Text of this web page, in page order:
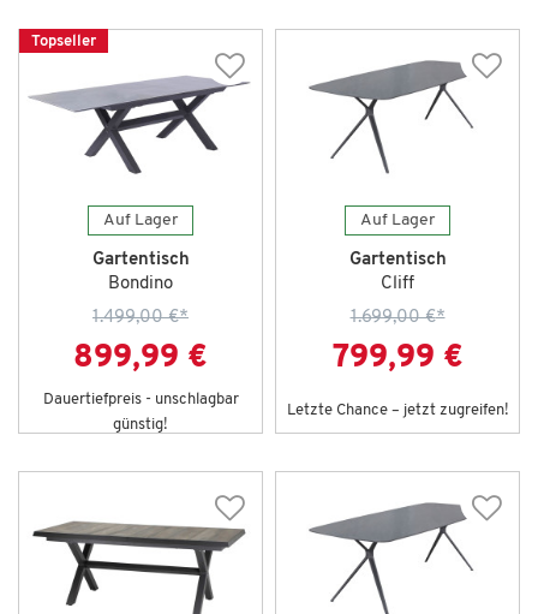
Topseller
Auf Lager
Gartentisch
Bondino
1.499,00 €*
899,99 €
Dauertiefpreis - unschlagbar
günstig!
Auf Lager
Gartentisch
Cliff
1.699,00 €*
799,99 €
Letzte Chance – jetzt zugreifen!